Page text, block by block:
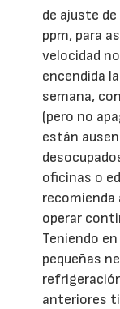
de ajuste de
ppm, para
velocidad
encendida
semana,
(pero no
están
oficinas o
recomienda
operar
Teniendo
pequeñas
anteriores